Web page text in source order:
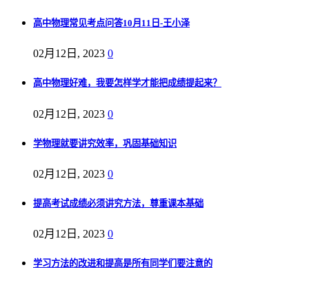
高中物理常见考点问答10月11日-王小泽
02月12日, 2023 0
高中物理好难，我要怎样学才能把成绩提起来？
02月12日, 2023 0
学物理就要讲究效率，巩固基础知识
02月12日, 2023 0
提高考试成绩必须讲究方法，尊重课本基础
02月12日, 2023 0
学习方法的改进和提高是所有同学们要注意的